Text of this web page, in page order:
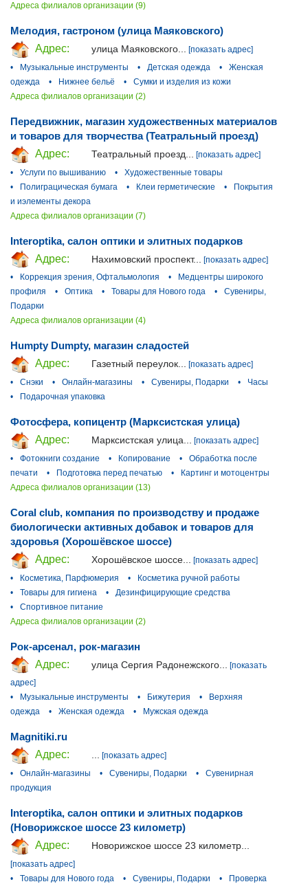
Адреса филиалов организации (9)
Мелодия, гастроном (улица Маяковского)
Адрес:
улица Маяковского...
[показать адрес]
•
Музыкальные инструменты • Детская одежда •
Женская
одежда
• Нижнее бельё •
Сумки и изделия из кожи
Адреса филиалов организации (2)
Передвижник, магазин художественных материалов
и товаров для творчества (Театральный проезд)
Адрес:
Театральный проезд...
[показать адрес]
•
Услуги по вышиванию •
Художественные товары
•
Полиграцическая бумага • Клеи герметические •
Покрытия
и иэлементы декора
Адреса филиалов организации (7)
Interoptika, салон оптики и элитных подарков
Адрес:
Нахимовский проспект...
[показать адрес]
•
Коррекция зрения, Офтальмология •
Медцентры широкого
профиля
• Оптика • Товары для Нового года •
Сувениры,
Подарки
Адреса филиалов организации (4)
Humpty Dumpty, магазин сладостей
Адрес:
Газетный переулок... [показать адрес]
•
Снэки • Онлайн-магазины • Сувениры, Подарки •
Часы
•
Подарочная упаковка
Фотосфера, копицентр (Марксистская улица)
Адрес:
Марксистская улица...
[показать адрес]
•
Фотокниги создание • Копирование •
Обработка после
печати
• Подготовка перед печатью •
Картинг и мотоцентры
Адреса филиалов организации (13)
Coral club, компания по производству и продаже
биологически активных добавок и товаров для
здоровья (Хорошёвское шоссе)
Адрес:
Хорошёвское шоссе...
[показать адрес]
•
Косметика, Парфюмерия •
Косметика ручной работы
•
Товары для гигиена •
Дезинфицирующие средства
•
Спортивное питание
Адреса филиалов организации (2)
Рок-арсенал, рок-магазин
Адрес:
улица Сергия Радонежского...
[показать
адрес]
•
Музыкальные инструменты • Бижутерия •
Верхняя
одежда
• Женская одежда • Мужская одежда
Magnitiki.ru
Адрес:
... [показать адрес]
•
Онлайн-магазины • Сувениры, Подарки •
Сувенирная
продукция
Interoptika, салон оптики и элитных подарков
(Новорижское шоссе 23 километр)
Адрес:
Новорижское шоссе 23 километр...
[показать адрес]
•
Товары для Нового года • Сувениры, Подарки •
Проверка